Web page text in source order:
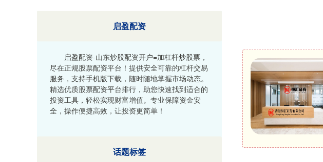
启盈配资
启盈配资-山东炒股配资开户=加杠杆炒股票，
尽在正规股票配资平台！提供安全可靠的杠杆交易
服务，支持手机版下载，随时随地掌握市场动态。
精选优质股票配资平台排行，助您快速找到适合的
投资工具，轻松实现财富增值。专业保障资金安
全，操作便捷高效，让投资更简单！
话题标签